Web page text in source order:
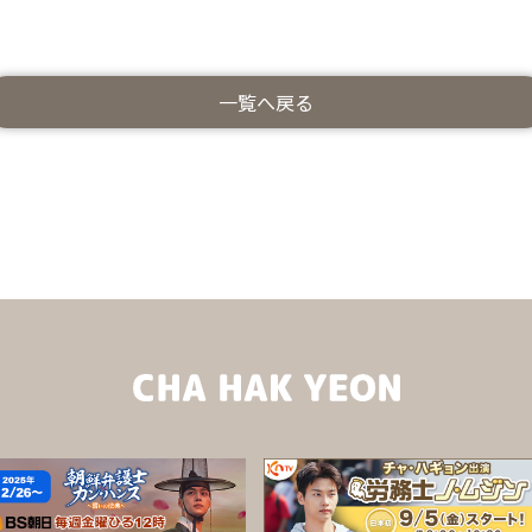
一覧へ戻る